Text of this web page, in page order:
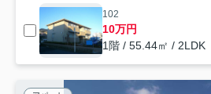
102
10万円
1階 / 55.44㎡ / 2LDK